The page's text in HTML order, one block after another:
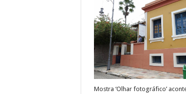
Mostra ‘Olhar fotográfico’